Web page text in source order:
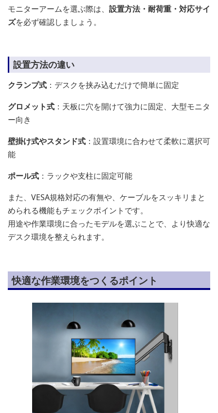
モニターアームを選ぶ際は、 設置方法・耐荷重・対応サイ
ズを必ず確認しましょう。
設置方法の違い
クランプ式 ：デスクを挟み込むだけで簡単に固定
グロメット式 ：天板に穴を開けて強力に固定、大型モニタ
ー向き
壁掛け式やスタンド式 ：設置環境に合わせて柔軟に選択可
能
ポール式 ：ラックや支柱に固定可能
また、VESA規格対応の有無や、ケーブルをスッキリまと
められる機能もチェックポイントです。
用途や作業環境に合ったモデルを選ぶことで、より快適な
デスク環境を整えられます。
快適な作業環境をつくるポイント